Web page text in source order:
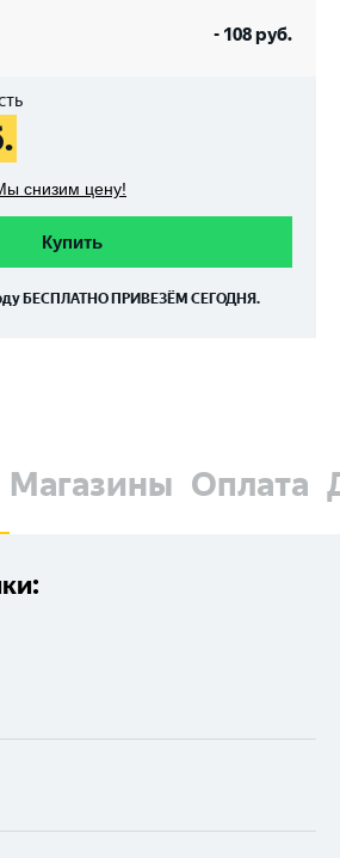
- 108руб.
снизим цену!
Купить
БЕСПЛАТНО ПРИВЕЗЁМ СЕГОДНЯ.
Магазины Оплата